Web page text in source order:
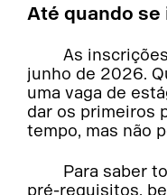
Até quando
As
junho de 2026.
uma vaga de
dar os primeiros
tempo, mas não
Para saber
pré-requisitos,